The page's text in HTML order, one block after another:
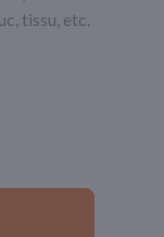
tissu, etc.